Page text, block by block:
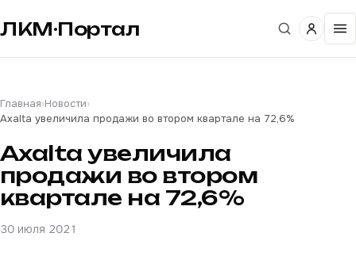
ЛКМ·Портал
Главная›Новости›
Axalta увеличила продажи во втором квартале на 72,6%
Axalta увеличила
продажи во втором
квартале на 72,6%
30 июля 2021